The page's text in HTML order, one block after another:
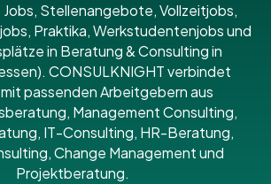
Stellenangebote, Vollzeitjobs,
Praktika, Werkstudentenjobs und
in Beratung & Consulting in
CONSULKNIGHT verbindet
passenden Arbeitgebern aus
Management Consulting,
IT-Consulting, HR-Beratung,
Change Management und
Projektberatung.